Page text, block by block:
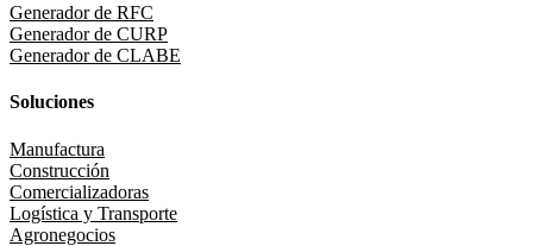
Generador de RFC
Generador de CURP
Generador de CLABE
Soluciones
Manufactura
Construcción
Comercializadoras
Logística y Transporte
Agronegocios